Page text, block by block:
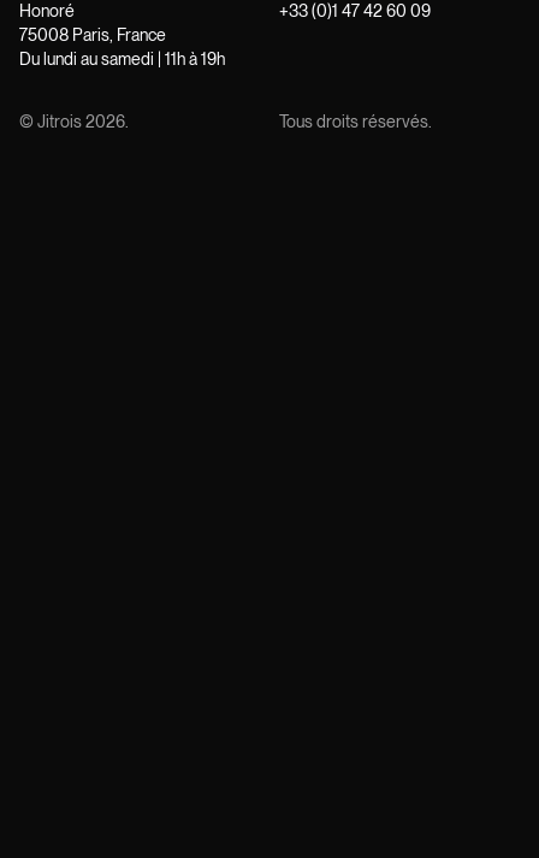
Honoré
75008 Paris, France
Du lundi au samedi | 11h à 19h
+33 (0)1 47 42 60 09
© Jitrois2026 Tous droits réservés.